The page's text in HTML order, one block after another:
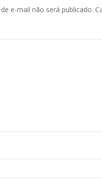
e-mail não será publicado.